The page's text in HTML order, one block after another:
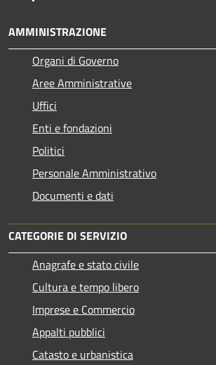
AMMINISTRAZIONE
Organi di Governo
Aree Amministrative
Uffici
Enti e fondazioni
Politici
Personale Amministrativo
Documenti e dati
CATEGORIE DI SERVIZIO
Anagrafe e stato civile
Cultura e tempo libero
Imprese e Commercio
Appalti pubblici
Catasto e urbanistica